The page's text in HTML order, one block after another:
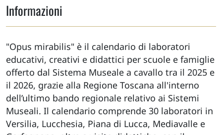
Informazioni
"Opus mirabilis" è il calendario di laboratori
educativi, creativi e didattici per scuole e famiglie
offerto dal Sistema Museale a cavallo tra il 2025 e
il 2026, grazie alla Regione Toscana all'interno
dell’ultimo bando regionale relativo ai Sistemi
Museali. Il calendario comprende 30 laboratori in
Versilia, Lucchesia, Piana di Lucca, Mediavalle e